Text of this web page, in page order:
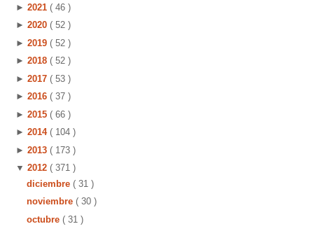
► 2021 ( 46 )
► 2020 ( 52 )
► 2019 ( 52 )
► 2018 ( 52 )
► 2017 ( 53 )
► 2016 ( 37 )
► 2015 ( 66 )
► 2014 ( 104 )
► 2013 ( 173 )
▼ 2012 ( 371 )
diciembre ( 31 )
noviembre ( 30 )
octubre ( 31 )